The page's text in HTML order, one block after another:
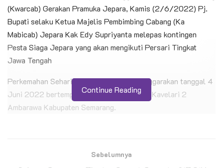
(Kwarcab) Gerakan Pramuka Jepara, Kamis (2/6/2022) Pj.
Bupati selaku Ketua Majelis Pembimbing Cabang (Ka
Mabicab) Jepara Kak Edy Supriyanta melepas kontingen
Pesta Siaga Jepara yang akan mengikuti Persari Tingkat
Jawa Tengah
Perkemahan Sehari (Persari) yang diselenggarakan tanggal 4
Juni 2022 bertempat di komplek Batalyon Kavelari 2
Ambarawa Kabupaten Semarang.
Kontingen Pramuka Kwarcab Cilacap Siap
Berlaga di Jambore Nasional XII
Continue Reading
Sebelumnya